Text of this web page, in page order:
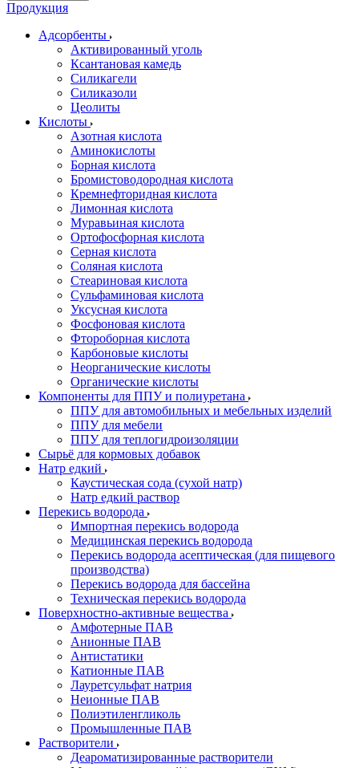
Продукция
Адсорбенты
Активированный уголь
Ксантановая камедь
Силикагели
Силиказоли
Цеолиты
Кислоты
Азотная кислота
Аминокислоты
Борная кислота
Бромистоводородная кислота
Кремнефторидная кислота
Лимонная кислота
Муравьиная кислота
Ортофосфорная кислота
Серная кислота
Соляная кислота
Стеариновая кислота
Сульфаминовая кислота
Уксусная кислота
Фосфоновая кислота
Фтороборная кислота
Карбоновые кислоты
Неорганические кислоты
Органические кислоты
Компоненты для ППУ и полиуретана
ППУ для автомобильных и мебельных изделий
ППУ для мебели
ППУ для теплогидроизоляции
Сырьё для кормовых добавок
Натр едкий
Каустическая сода (сухой натр)
Натр едкий раствор
Перекись водорода
Импортная перекись водорода
Медицинская перекись водорода
Перекись водорода асептическая (для пищевого
производства)
Перекись водорода для бассейна
Техническая перекись водорода
Поверхностно-активные вещества
Амфотерные ПАВ
Анионные ПАВ
Антистатики
Катионные ПАВ
Лауретсульфат натрия
Неионные ПАВ
Полиэтиленгликоль
Промышленные ПАВ
Растворители
Деароматизированные растворители